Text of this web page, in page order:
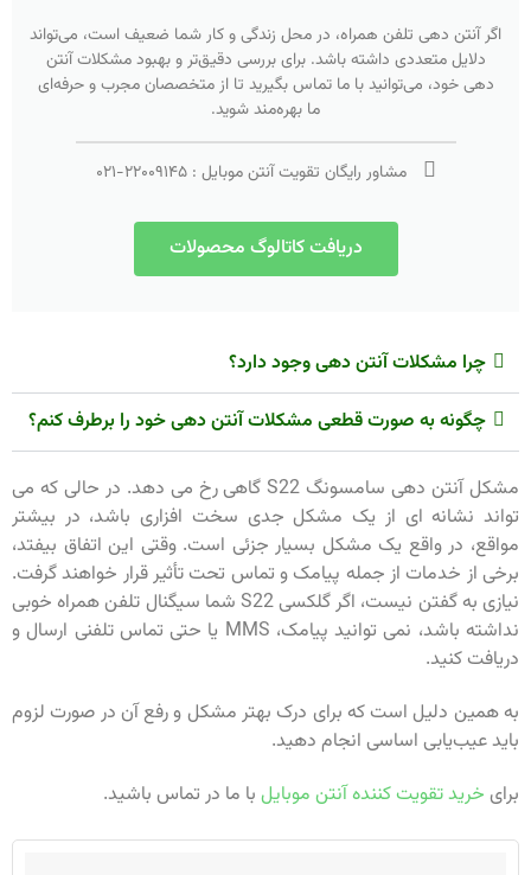
اگر آنتن دهی تلفن همراه، در محل زندگی و کار شما ضعیف است، می‌تواند
دلایل متعددی داشته باشد. برای بررسی دقیق‌تر و بهبود مشکلات آنتن
دهی خود، می‌توانید با ما تماس بگیرید تا از متخصصان مجرب و حرفه‌ای
ما بهره‌مند شوید.
مشاور رایگان تقویت آنتن موبایل :۲۲۰۰۹۱۴۵-۰۲۱
دریافت کاتالوگ محصولات
چرا مشکلات آنتن دهی وجود دارد؟
چگونه به صورت قطعی مشکلات آنتن دهی خود را برطرف کنم؟
مشکل آنتن دهی سامسونگ S22 گاهی رخ می دهد. در حالی که می
تواند نشانه ای از یک مشکل جدی سخت افزاری باشد، در بیشتر
مواقع، در واقع یک مشکل بسیار جزئی است. وقتی این اتفاق بیفتد،
برخی از خدمات از جمله پیامک و تماس تحت تأثیر قرار خواهند گرفت.
نیازی به گفتن نیست، اگر گلکسی S22 شما سیگنال تلفن همراه خوبی
نداشته باشد، نمی توانید پیامک، MMS یا حتی تماس تلفنی ارسال و
دریافت کنید.
به همین دلیل است که برای درک بهتر مشکل و رفع آن در صورت لزوم
باید عیب‌یابی اساسی انجام دهید.
برای خرید تقویت کننده آنتن موبایل با ما در تماس باشید.